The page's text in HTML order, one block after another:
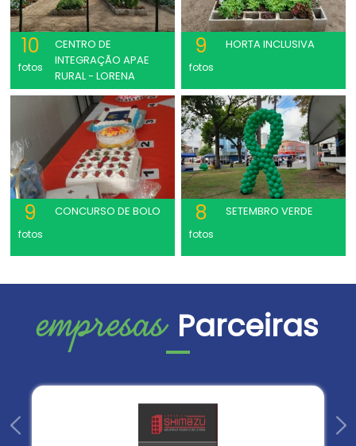
10
fotos
CENTRO DE
INTEGRAÇÃO APAE
RURAL - LORENA
9
fotos
HORTA INCLUSIVA
9
fotos
CONCURSO DE BOLO 8
fotos
SETEMBRO VERDE
empresas Parceiras